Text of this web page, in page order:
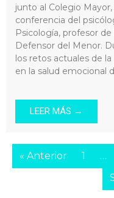
junto al Colegio
conferencia del
Psicología, profesor
Defensor del Menor.
los retos actuales de
en la salud emocional
LEER MÁS →
« Anterior 1 …